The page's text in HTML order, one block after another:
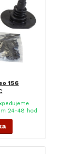
156
24-48 hod